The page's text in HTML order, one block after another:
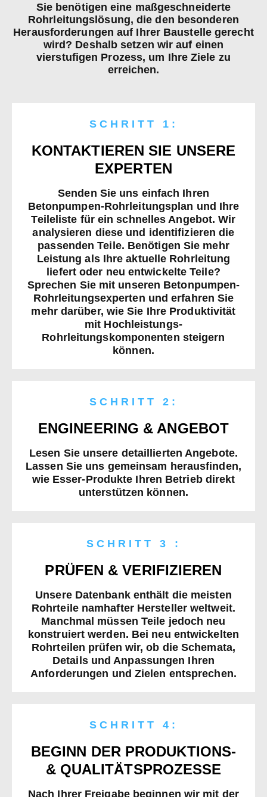
Sie benötigen eine maßgeschneiderte
Rohrleitungslösung, die den besonderen
Herausforderungen auf Ihrer Baustelle gerecht
wird? Deshalb setzen wir auf einen
vierstufigen Prozess, um Ihre Ziele zu
erreichen.
SCHRITT 1:
KONTAKTIEREN SIE UNSERE
EXPERTEN
Senden Sie uns einfach Ihren
Betonpumpen-Rohrleitungsplan und Ihre
Teileliste für ein schnelles Angebot. Wir
analysieren diese und identifizieren die
passenden Teile. Benötigen Sie mehr
Leistung als Ihre aktuelle Rohrleitung
liefert oder neu entwickelte Teile?
Sprechen Sie mit unseren Betonpumpen-
Rohrleitungsexperten und erfahren Sie
mehr darüber, wie Sie Ihre Produktivität
mit Hochleistungs-
Rohrleitungskomponenten steigern
können.
SCHRITT 2:
ENGINEERING & ANGEBOT
Lesen Sie unsere detaillierten Angebote.
Lassen Sie uns gemeinsam herausfinden,
wie Esser-Produkte Ihren Betrieb direkt
unterstützen können.
SCHRITT 3 :
PRÜFEN & VERIFIZIEREN
Unsere Datenbank enthält die meisten
Rohrteile namhafter Hersteller weltweit.
Manchmal müssen Teile jedoch neu
konstruiert werden. Bei neu entwickelten
Rohrteilen prüfen wir, ob die Schemata,
Details und Anpassungen Ihren
Anforderungen und Zielen entsprechen.
SCHRITT 4:
BEGINN DER PRODUKTIONS-
& QUALITÄTSPROZESSE
Nach Ihrer Freigabe beginnen wir mit der